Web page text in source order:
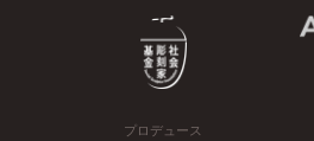
プロデュース